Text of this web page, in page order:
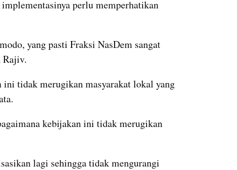
perlu memperhatikan
yang pasti Fraksi NasDem sangat
Rajiv.
tidak merugikan masyarakat lokal yang
kebijakan ini tidak merugikan
lagi sehingga tidak mengurangi